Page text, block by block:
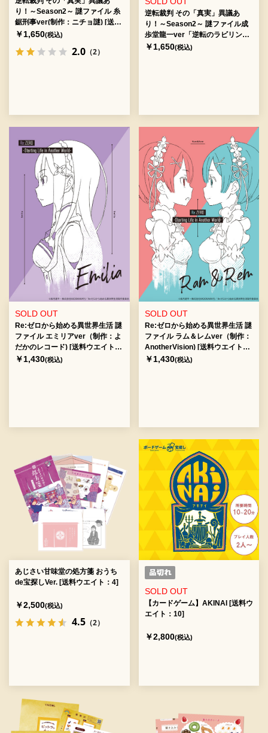
り！～Season2～ 謎ファイル 糸
鋸刑事ver(制作：ニチョ謎) [送料
ウエイト：2]
￥1,650(税込)
2.0 （2）
逆転裁判 その「真実」異議あ
り！～Season2～ 謎ファイル成
歩堂龍一ver「逆転のラビリン
ス」(制作：よだかのレコード)
￥1,650(税込)
SOLD OUT
Re:ゼロから始める異世界生活 謎
ファイル エミリアver（制作：よ
だかのレコード) [送料ウエイト：
2]
￥1,430(税込)
SOLD OUT
Re:ゼロから始める異世界生活 謎
ファイル ラム＆レムver（制作：
AnotherVision) [送料ウエイト：
2]
￥1,430(税込)
あじさい甘味堂の処方箋 おうち
de宝探しVer. [送料ウエイト：4]
￥2,500(税込)
4.5 （2）
SOLD OUT
【カードゲーム】AKINAI [送料ウ
エイト：10]
￥2,800(税込)